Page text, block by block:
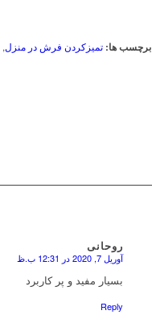
برچسب ها: تمیزکردن فرش در منزل,
روحانی
آوریل 7, 2020 در 12:31 ب.ظ
بسیار مفید و پر کاربرد
Reply